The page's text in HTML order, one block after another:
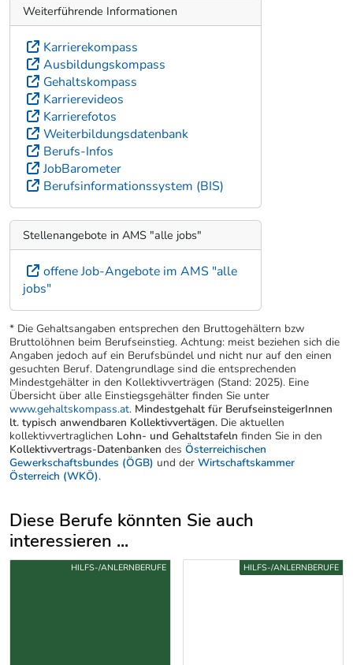
Weiterführende Informationen
Karrierekompass
Ausbildungskompass
Gehaltskompass
Karrierevideos
Karrierefotos
Weiterbildungsdatenbank
Berufs-Infos
JobBarometer
Berufsinformationssystem (BIS)
Stellenangebote in AMS "alle jobs"
offene Job-Angebote im AMS "alle
jobs"
* Die Gehaltsangaben entsprechen den Bruttogehältern bzw
Bruttolöhnen beim Berufseinstieg. Achtung: meist beziehen sich die
Angaben jedoch auf ein Berufsbündel und nicht nur auf den einen
gesuchten Beruf. Datengrundlage sind die entsprechenden
Mindestgehälter in den Kollektivverträgen (Stand: 2025). Eine
Übersicht über alle Einstiegsgehälter finden Sie unter
www.gehaltskompass.at. Mindestgehalt für BerufseinsteigerInnen
lt. typisch anwendbaren Kollektivvertägen. Die aktuellen
kollektivvertraglichen Lohn- und Gehaltstafeln finden Sie in den
Kollektivvertrags-Datenbanken des Österreichischen
Gewerkschaftsbundes (ÖGB) und der Wirtschaftskammer
Österreich (WKÖ).
Diese Berufe könnten Sie auch
interessieren ...
Uber weitere Berufsvorschläge
HILFS-/ANLERNBERUFE HILFS-/ANLERNBERUFE